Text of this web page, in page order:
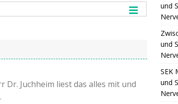
Dr. Juch­heim liest das alles mit und
und
und
SEK
und